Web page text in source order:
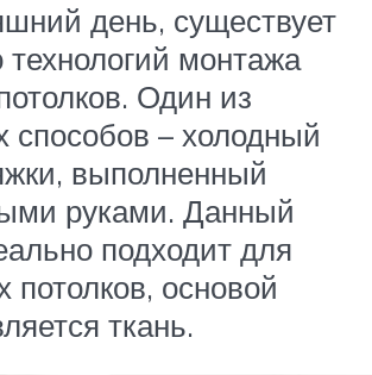
день, существует
монтажа
Один из
способов – холодный
выполненный
руками. Данный
подходит для
основой
ткань.